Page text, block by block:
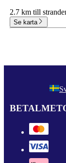
2.7 km till
Se karta